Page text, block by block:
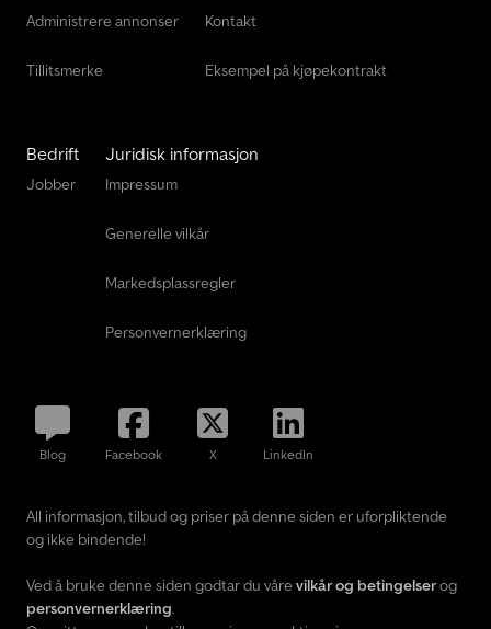
Administrere annonser
Tillitsmerke
Kontakt
Eksempel på kjøpekontrakt
Bedrift
Jobber
Juridisk informasjon
Impressum
Generelle vilkår
Markedsplassregler
Personvernerklæring
Blog Facebook X LinkedIn
All informasjon, tilbud og priser på denne siden er uforpliktende
og ikke bindende!
Ved å bruke denne siden godtar du våre vilkår og betingelserog
personvernerklæring.